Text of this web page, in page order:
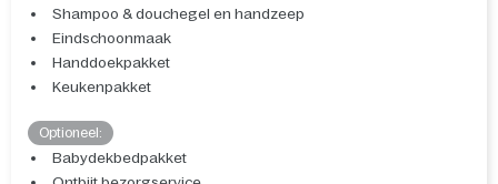
Shampoo & douchegel en handzeep
Eindschoonmaak
Handdoekpakket
Keukenpakket
Optioneel:
Babydekbedpakket